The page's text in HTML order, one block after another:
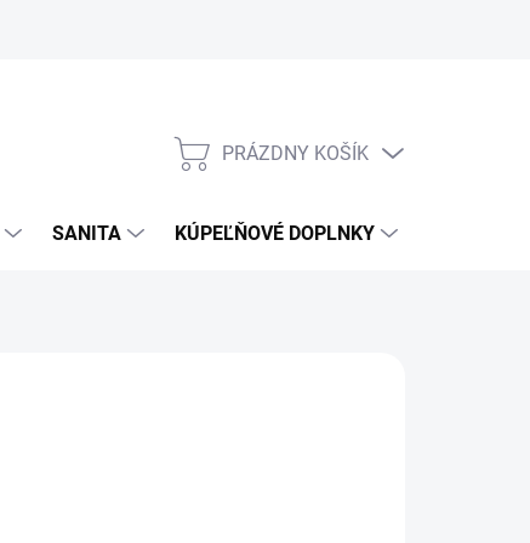
NÁKUPNÝ
PRÁZDNY KOŠÍK
SANITA KÚPEĽŇOVÉ DOPLNKY